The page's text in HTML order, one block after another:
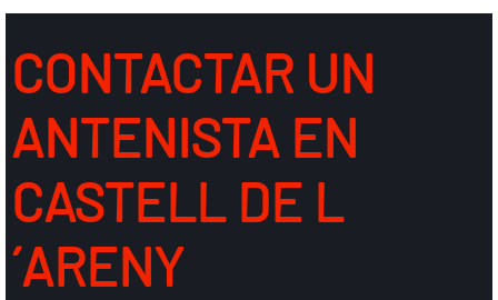
CONTACTAR UN
ANTENISTA EN
CASTELL DE L
´ARENY